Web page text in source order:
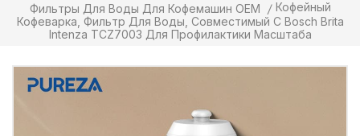
Фильтры Для Воды Для Кофемашин OEM
/ Кофейный
Кофеварка, Фильтр Для Воды, Совместимый С Bosch Brita
Intenza TCZ7003 Для Профилактики Масштаба